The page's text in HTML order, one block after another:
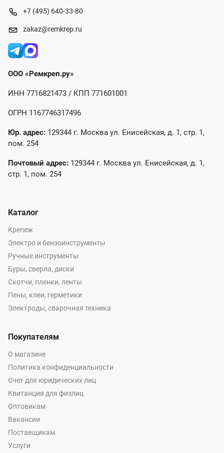
+7 (495) 640-33-80
zakaz@remkrep.ru
ООО «Ремкреп.ру»
ИНН 7716821473 / КПП 771601001
ОГРН 1167746317496
Юр. адрес: 129344 г. Москва ул. Енисейская, д. 1, стр. 1,
пом. 254
Почтовый адрес: 129344 г. Москва ул. Енисейская, д. 1,
стр. 1, пом. 254
Каталог
Крепеж
Электро и бензоинструменты
Ручные инструменты
Буры, сверла, диски
Скотчи, пленки, ленты
Пены, клеи, герметики
Электроды, сварочная техника
Покупателям
О магазине
Политика конфиденциальности
Счет для юридических лиц
Квитанция для физлиц
Оптовикам
Вакансии
Поставщикам
Услуги